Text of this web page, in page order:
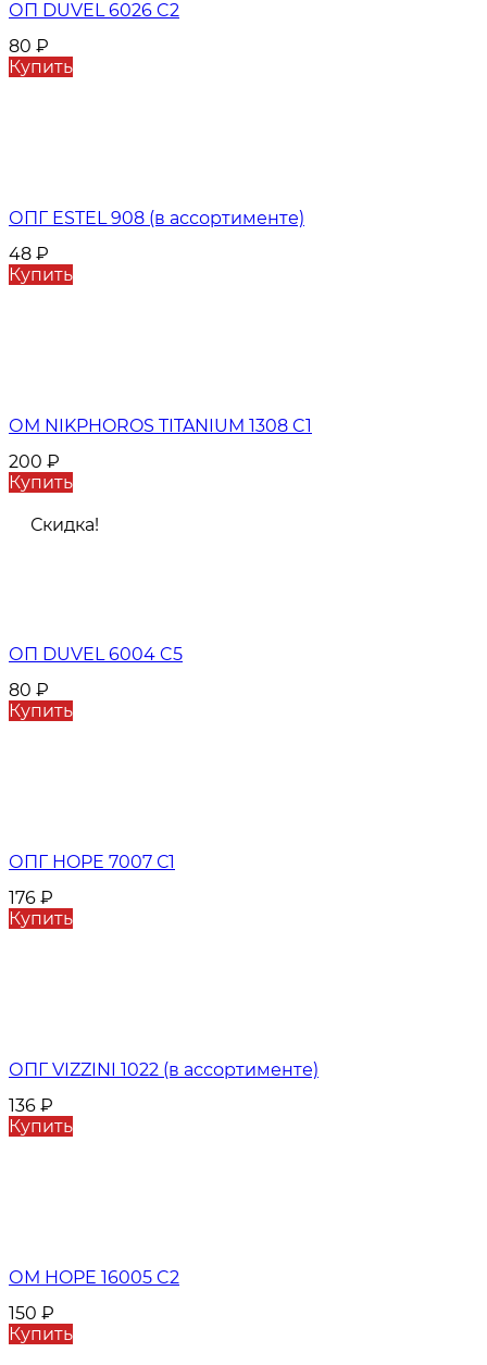
ОП DUVEL 6026 C2
80 ₽
Купить
ОПГ ESTEL 908 (в ассортименте)
48 ₽
Купить
ОМ NIKPHOROS TITANIUM 1308 C1
200 ₽
Купить
Скидка!
ОП DUVEL 6004 C5
80 ₽
Купить
ОПГ HOPE 7007 С1
176 ₽
Купить
ОПГ VIZZINI 1022 (в ассортименте)
136 ₽
Купить
ОМ HOPE 16005 C2
150 ₽
Купить